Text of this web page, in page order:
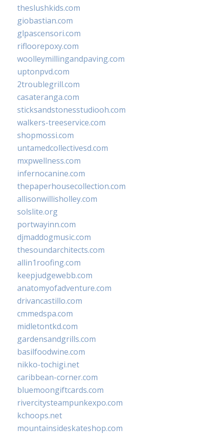
theslushkids.com
giobastian.com
glpascensori.com
rifloorepoxy.com
woolleymillingandpaving.com
uptonpvd.com
2troublegrill.com
casateranga.com
sticksandstonesstudiooh.com
walkers-treeservice.com
shopmossi.com
untamedcollectivesd.com
mxpwellness.com
infernocanine.com
thepaperhousecollection.com
allisonwillisholley.com
solslite.org
portwayinn.com
djmaddogmusic.com
thesoundarchitects.com
allin1roofing.com
keepjudgewebb.com
anatomyofadventure.com
drivancastillo.com
cmmedspa.com
midletontkd.com
gardensandgrills.com
basilfoodwine.com
nikko-tochigi.net
caribbean-corner.com
bluemoongiftcards.com
rivercitysteampunkexpo.com
kchoops.net
mountainsideskateshop.com